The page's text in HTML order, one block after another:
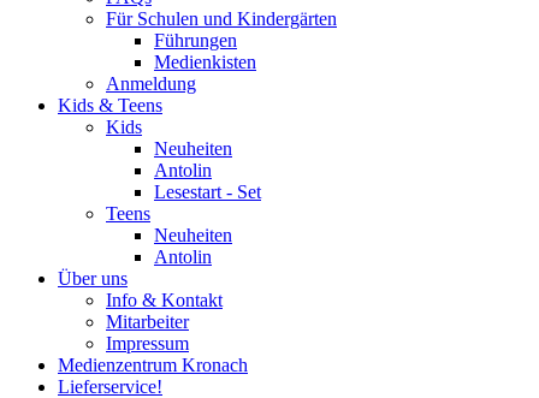
Für Schulen und Kindergärten
Führungen
Medienkisten
Anmeldung
Kids & Teens
Kids
Neuheiten
Antolin
Lesestart - Set
Teens
Neuheiten
Antolin
Über uns
Info & Kontakt
Mitarbeiter
Impressum
Medienzentrum Kronach
Lieferservice!